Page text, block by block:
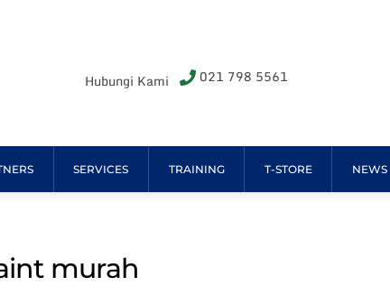
SERVICES TRAINING T-STORE NEWS
Hubungi Kami 021 798 5561
murah